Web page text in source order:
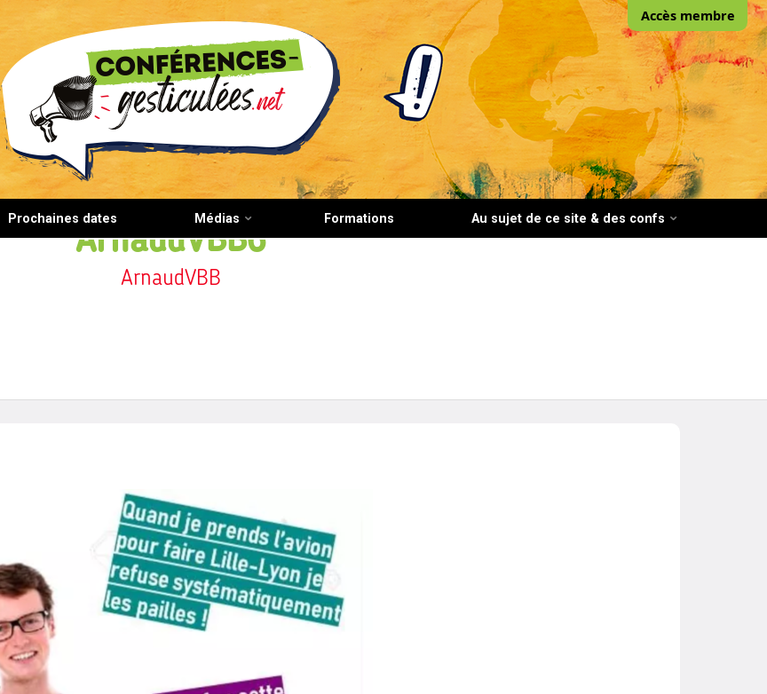
CONFERENCES-GESTICULEES.NET
Accès membre
Prochaines dates Médias Formations Au sujet de ce site & des confs
ArnaudVBB6
ArnaudVBB